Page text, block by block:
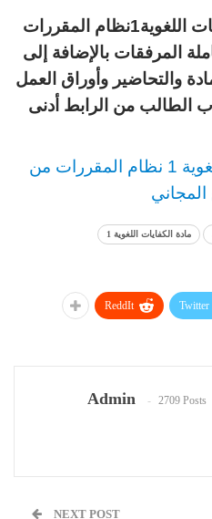
للحصول على مادة الكفايات اللغوية1نظام المقررات
المرفقات بالإضافة إلى
والتحاضير وأوراق العمل
الطالب من الرابط أدنى
تحضير مادة الكفايات اللغوية 1 نظام المقررات من
المجاني
مادة الكفايات اللغوية 1
Twitter
ReddIt
Admin 2709 Posts
NEXT POST